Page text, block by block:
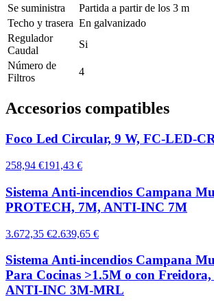
Se suministra
Partida a partir de los 3 m
Techo y trasera En galvanizado
Regulador
Caudal
Si
Número de
Filtros
4
Accesorios compatibles
Foco Led Circular, 9 W, FC-LED-
258,94 €191,43 €
Sistema Anti-incendios Campana
PROTECH, 7M, ANTI-INC 7M
3.672,35 €2.639,65 €
Sistema Anti-incendios Campana
Para Cocinas >1.5M o con
ANTI-INC 3M-MRL